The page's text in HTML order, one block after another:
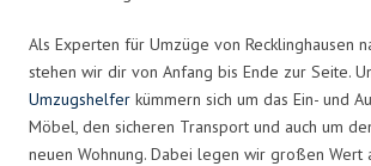
Als Experten für Umzüge von Recklinghausen
stehen wir dir von Anfang bis Ende zur Seite.
Umzugshelfer kümmern sich um das Ein- und
Möbel, den sicheren Transport und auch um
neuen Wohnung. Dabei legen wir großen Wert